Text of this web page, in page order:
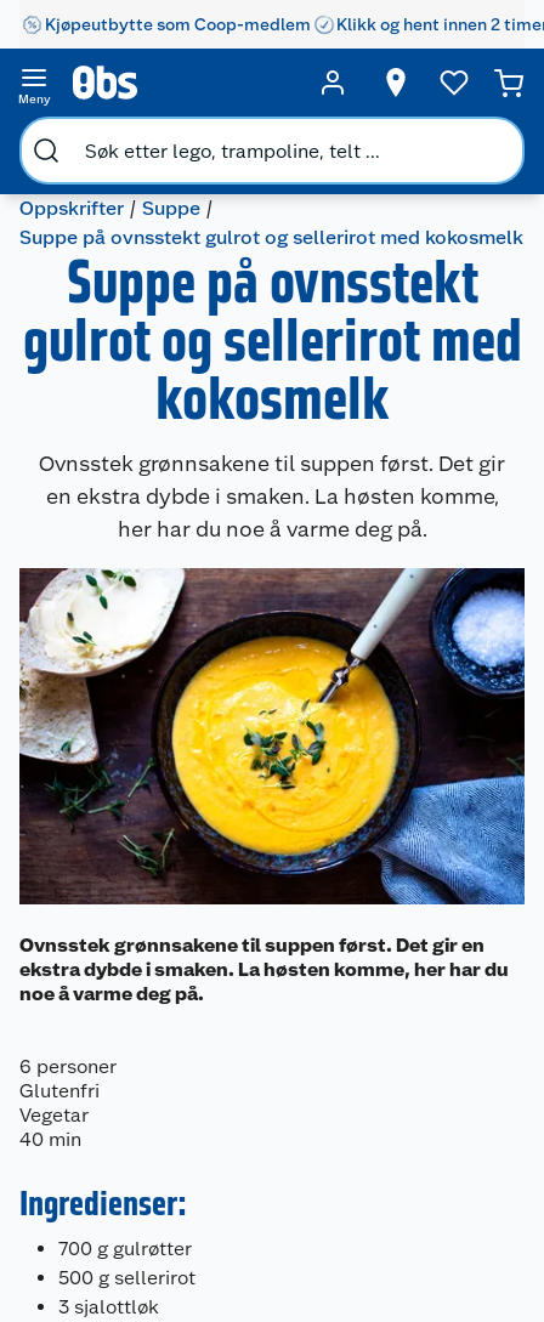
Kjøpeutbytte som Coop-medlem Klikk og hent innen 2
Meny
Oppskrifter
Suppe
Suppe på ovnsstekt gulrot og sellerirot med kokosmelk
Suppe på ovnsstekt
gulrot og sellerirot med
kokosmelk
Ovnsstek grønnsakene til suppen først. Det gir
en ekstra dybde i smaken. La høsten komme,
her har du noe å varme deg på.
Ovnsstek grønnsakene til suppen først. Det gir en
ekstra dybde i smaken. La høsten komme, her har du
noe å varme deg på.
6 personer
Glutenfri
Vegetar
40 min
Ingredienser:
700 g gulrøtter
500 g sellerirot
3 sjalottløk